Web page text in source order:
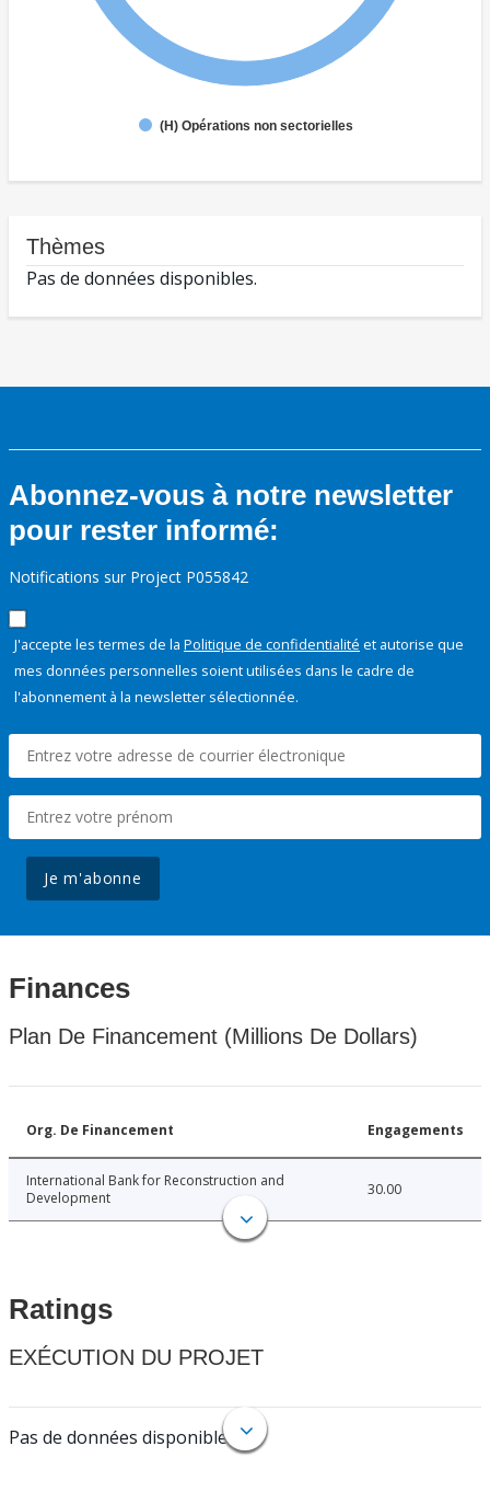
(H) Opérations non sectorielles
Thèmes
Pas de données disponibles.
Abonnez-vous à notre newsletter
pour rester informé:
Notifications sur Project P055842
J'accepte les termes de la Politique de confidentialité et autorise que
mes données personnelles soient utilisées dans le cadre de
l'abonnement à la newsletter sélectionnée.
Je m'abonne
Finances
Plan De Financement (Millions De Dollars)
Org. De Financement Engagements
International Bank for Reconstruction and
Development
30.00
Ratings
EXÉCUTION DU PROJET
Pas de données disponibles.